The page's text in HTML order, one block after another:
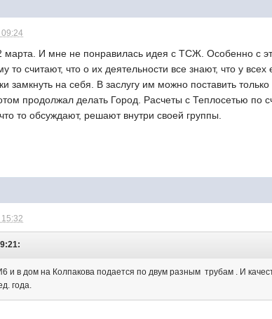
09:24
марта. И мне не понравилась идея с ТСЖ. Особенно с
то считают, что о их деятельности все знают, что у
замкнуть на себя. В заслугу им можно поставить
продолжал делать Город. Расчеты с Теплосетью по
то обсуждают, решают внутри своей группы.
и в дом на Колпакова подается по двум разным трубам . И
года.